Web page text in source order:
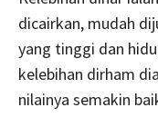
dicairkan, mudah
yang tinggi dan
kelebihan dirham
nilainya semakin